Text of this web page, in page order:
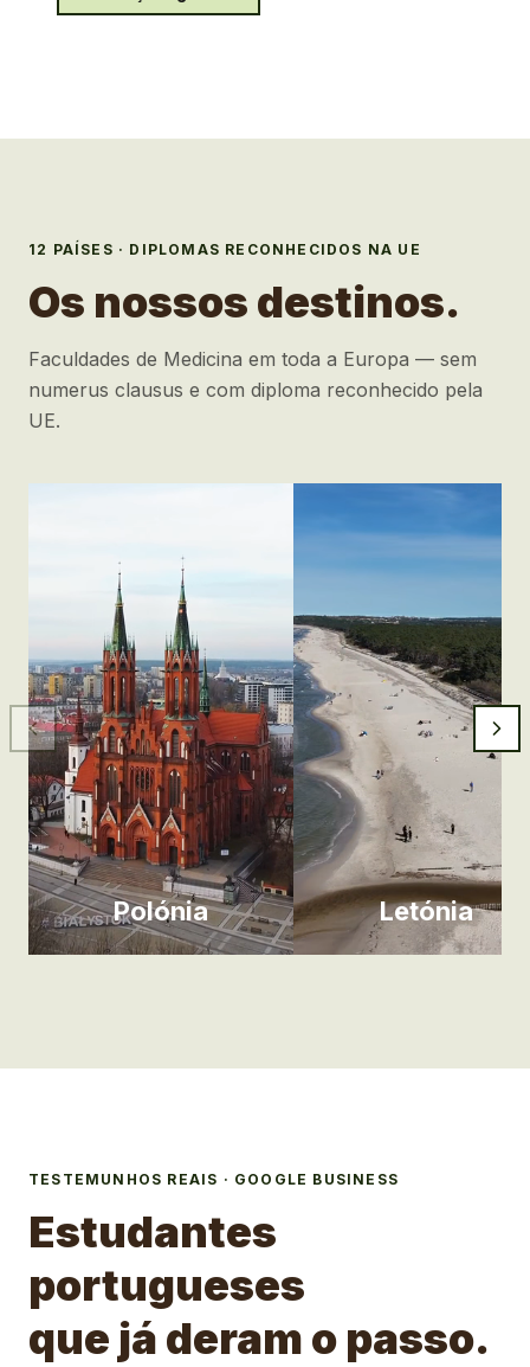
12 PAÍSES · DIPLOMAS RECONHECIDOS NA UE
Os nossos destinos.
Faculdades de Medicina em toda a Europa — sem
numerus clausus e com diploma reconhecido pela
UE.
Polónia Letónia
TESTEMUNHOS REAIS · GOOGLE BUSINESS
Estudantes
portugueses
que já deram o passo.